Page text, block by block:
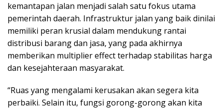
kemantapan jalan menjadi salah satu fokus utama
pemerintah daerah. Infrastruktur jalan yang baik dinilai
memiliki peran krusial dalam mendukung rantai
distribusi barang dan jasa, yang pada akhirnya
memberikan multiplier effect terhadap stabilitas harga
dan kesejahteraan masyarakat.
“Ruas yang mengalami kerusakan akan segera kita
perbaiki. Selain itu, fungsi gorong-gorong akan kita